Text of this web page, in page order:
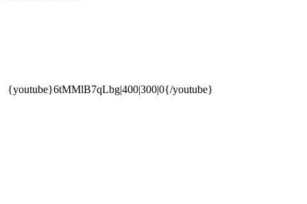
{youtube}6tMMlB7qLbg|400|300|0{/youtube}